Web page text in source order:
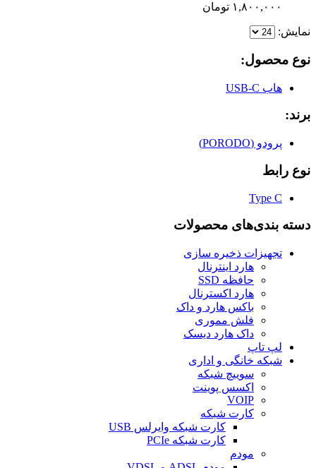
۱,۸۰۰,۰۰۰ تومان
نمایش:
نوع محصول:
هاب USB-C
برند:
پرودو (PORODO)
نوع رابط
Type C
دسته بندی‌های محصولات
تجهیزات ذخیره سازی
هارد اینترنال
حافظه SSD
هارد اکسترنال
باکس هارد و داک
فلش مموری
داک هارد دیسک
لپ تاپ
شبکه خانگی و اداری
سوییچ شبکه
اکسس پوینت
VOIP
کارت شبکه
کارت شبکه وایرلس USB
کارت شبکه PCIe
مودم